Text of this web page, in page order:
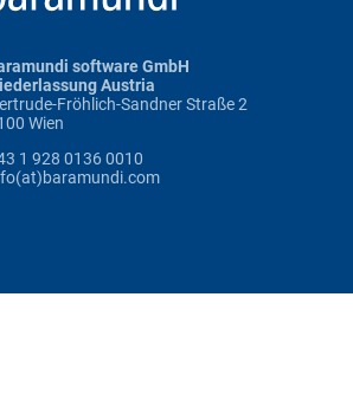
software GmbH
Austria
Fröhlich-Sandner Straße 2
Wien
1 928 0136 0010